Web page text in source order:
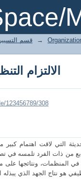
الالتزام
3 Gestion département قسم التسيير
→
الالتزام
123456789/308
التي لاقت اهتمام
من ذات الفرد تلمسه في
في المنظمات، ونتائجها